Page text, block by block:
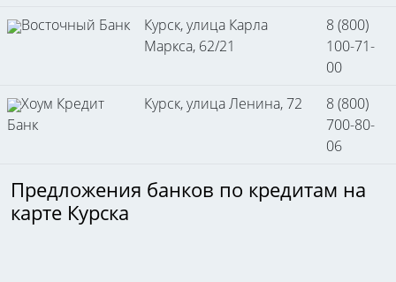
Восточный Банк
Курск, улица Карла
Маркса, 62/21
8 (800)
100-71-
00
Хоум Кредит
Банк
Курск, улица Ленина, 72
8 (800)
700-80-
06
Предложения банков по кредитам на
карте Курска